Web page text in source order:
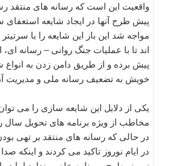
واقعیت این است كه رسانه های منتقد
پیش طرح آنها در ایجاد شایعه
مواجه شد این بار این شایعه را با سرتیتر
اند تا با عملیات جنگ روانی – رسانه
پیش برده و از طریق دامن زدن به انواع
خویش به تضعیف رسانه ملی و مدیریت آن
یكی از دلایل این شایعه سازی را می
مخاطب از ویژه برنامه های تحویل
در حالی كه رسانه های منتقد بر تهی
در ایام نوروز تاكید می كردند و اینكه